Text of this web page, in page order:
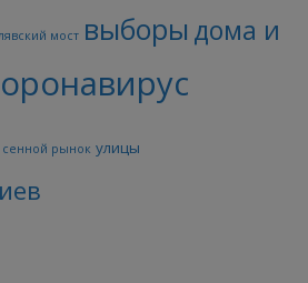
мост выборы дома и
сенной рынок улицы